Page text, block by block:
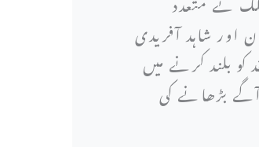
اور شاہد آفریدی
بلند کرنے میں
بڑھانے کی